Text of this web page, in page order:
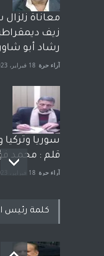
معاناة
زيف
رشاد أبو
آراء حرة 18 فبراير، 2023
سوريا وتركيا
قلم : محمد
آراء حرة 18 فبراير، 2023
بعد معارك
كلمة رئيس